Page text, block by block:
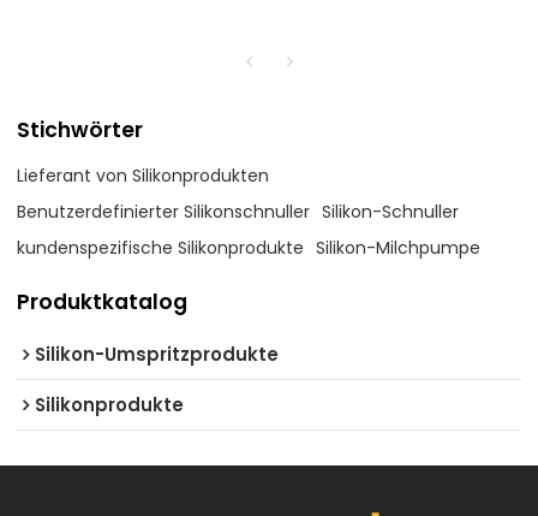
Stichwörter
Lieferant von Silikonprodukten
Benutzerdefinierter Silikonschnuller Silikon-Schnuller
kundenspezifische Silikonprodukte Silikon-Milchpumpe
Produktkatalog
Silikon-Umspritzprodukte
Silikonprodukte